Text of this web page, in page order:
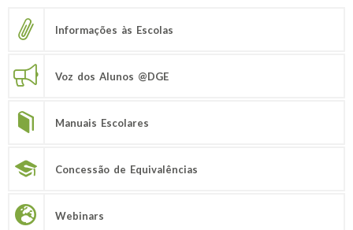
Informações às Escolas
Voz dos Alunos @DGE
Manuais Escolares
Concessão de Equivalências
Webinars